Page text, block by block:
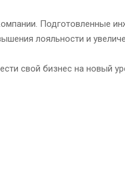
Подготовленные
лояльности и
свой бизнес на новый